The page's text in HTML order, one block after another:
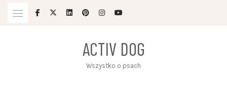
ACTIV DOG
Wszystko o psach